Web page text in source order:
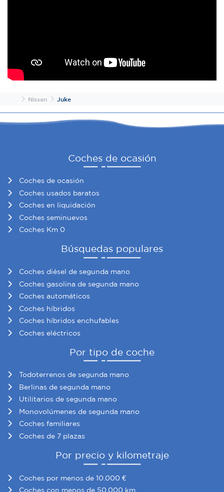
InicioNissan Juke
Coches de ocasión
Coches de ocasión
Coches usados baratos
Coches en liquidación
Coches seminuevos
Coches Km 0
Búsquedas populares
Coches diésel de segunda mano
Coches gasolina de segunda mano
Coches automáticos
Coches híbridos
Coches híbridos enchufables
Coches eléctricos
Por tipo de coche
Todoterrenos de segunda mano
Berlinas de segunda mano
Utilitarios de segunda mano
Monovolúmenes de segunda mano
Coches familiares
Coches de 7 plazas
Por precio y kilometraje
Coches por menos de 10.000 €
Coches con menos de 50.000 km